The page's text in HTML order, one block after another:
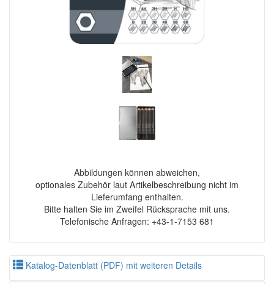
Abbildungen können abweichen,
optionales Zubehör laut Artikelbeschreibung nicht im
Lieferumfang enthalten.
Bitte halten Sie im Zweifel Rücksprache mit uns.
Telefonische Anfragen: +43-1-7153 681
Katalog-Datenblatt (PDF) mit weiteren Details